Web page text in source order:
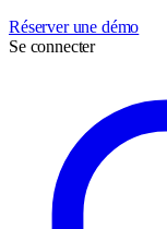
Réserver une démo
Se connecter